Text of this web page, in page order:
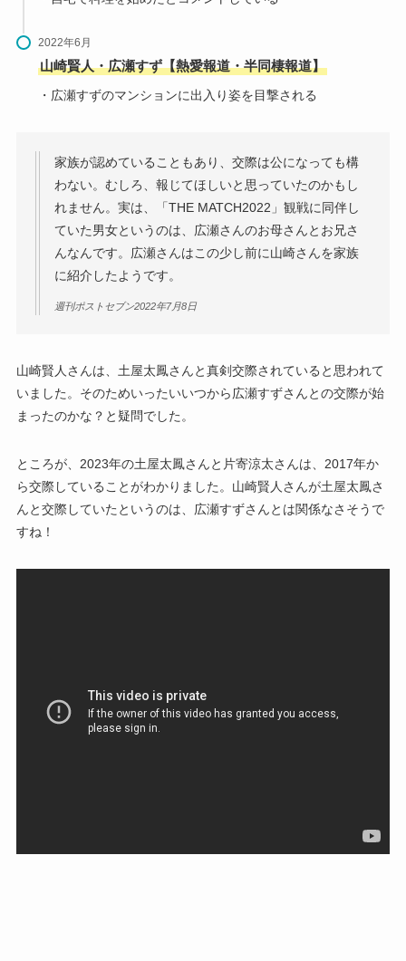
2022年6月
山崎賢人・広瀬すず【熱愛報道・半同棲報道】
・広瀬すずのマンションに出入り姿を目撃される
家族が認めていることもあり、交際は公になっても構
わない。むしろ、報じてほしいと思っていたのかもし
れません。実は、「THE MATCH2022」観戦に同伴し
ていた男女というのは、広瀬さんのお母さんとお兄さ
んなんです。広瀬さんはこの少し前に山崎さんを家族
に紹介したようです。
週刊ポストセブン2022年7月8日
山崎賢人さんは、土屋太鳳さんと真剣交際されていると思われて
いました。そのためいったいいつから広瀬すずさんとの交際が始
まったのかな？と疑問でした。
ところが、2023年の土屋太鳳さんと片寄涼太さんは、2017年か
ら交際していることがわかりました。山崎賢人さんが土屋太鳳さ
んと交際していたというのは、広瀬すずさんとは関係なさそうで
すね！